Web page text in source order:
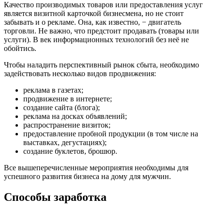
Качество производимых товаров или предоставления услуг
является визитной карточкой бизнесмена, но не стоит
забывать и о рекламе. Она, как известно, − двигатель
торговли. Не важно, что предстоит продавать (товары или
услуги). В век информационных технологий без неё не
обойтись.
Чтобы наладить перспективный рынок сбыта, необходимо
задействовать несколько видов продвижения:
реклама в газетах;
продвижение в интернете;
создание сайта (блога);
реклама на досках объявлений;
распространение визиток;
предоставление пробной продукции (в том числе на
выставках, дегустациях);
создание буклетов, брошюр.
Все вышеперечисленные мероприятия необходимы для
успешного развития бизнеса на дому для мужчин.
Способы заработка